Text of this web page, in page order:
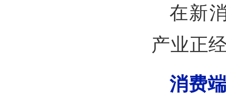
在新
产业正
消费